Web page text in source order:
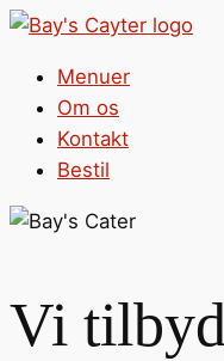
Menuer
Om os
Kontakt
Bestil
Vi